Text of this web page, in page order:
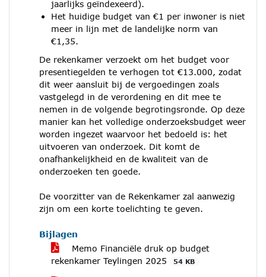
jaarlijks geïndexeerd).
Het huidige budget van €1 per inwoner is niet
meer in lijn met de landelijke norm van
€1,35.
De rekenkamer verzoekt om het budget voor
presentiegelden te verhogen tot €13.000, zodat
dit weer aansluit bij de vergoedingen zoals
vastgelegd in de verordening en dit mee te
nemen in de volgende begrotingsronde. Op deze
manier kan het volledige onderzoeksbudget weer
worden ingezet waarvoor het bedoeld is: het
uitvoeren van onderzoek. Dit komt de
onafhankelijkheid en de kwaliteit van de
onderzoeken ten goede.
De voorzitter van de Rekenkamer zal aanwezig
zijn om een korte toelichting te geven.
Bijlagen
Memo Financiële druk op budget
rekenkamer Teylingen 2025
54 KB